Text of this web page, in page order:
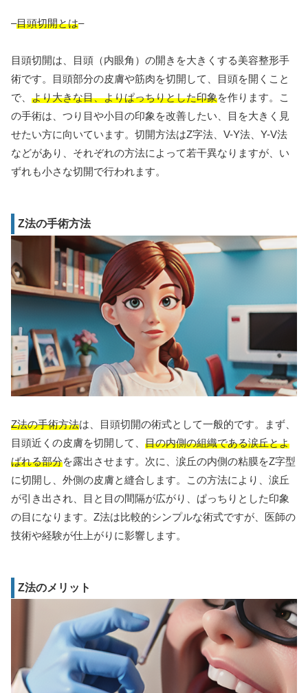
–目頭切開とは–
目頭切開は、目頭（内眼角）の開きを大きくする美容整形手
術です。目頭部分の皮膚や筋肉を切開して、目頭を開くこと
で、 より大きな目、よりぱっちりとした印象を作ります。こ
の手術は、つり目や小目の印象を改善したい、目を大きく見
せたい方に向いています。切開方法はZ字法、V-Y法、Y-V法
などがあり、それぞれの方法によって若干異なりますが、い
ずれも小さな切開で行われます。
Z法の手術方法
Z法の手術方法は、目頭切開の術式として一般的です。まず、
目頭近くの皮膚を切開して、 目の内側の組織である涙丘とよ
ばれる部分を露出させます。次に、涙丘の内側の粘膜をZ字型
に切開し、外側の皮膚と縫合します。この方法により、涙丘
が引き出され、目と目の間隔が広がり、ぱっちりとした印象
の目になります。Z法は比較的シンプルな術式ですが、医師の
技術や経験が仕上がりに影響します。
Z法のメリット